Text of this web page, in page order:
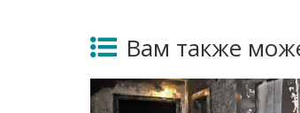
Вам также